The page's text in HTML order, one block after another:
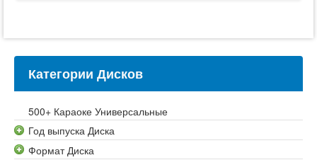
Категории Дисков
500+ Караоке Универсальные
Год выпуска Диска
Формат Диска